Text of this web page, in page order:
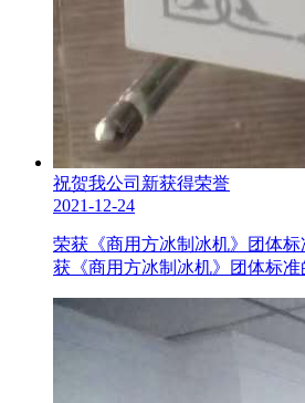
祝贺我公司新获得荣誉
2021-12-24
荣获《商用方冰制冰机》团体
获《商用方冰制冰机》团体标准